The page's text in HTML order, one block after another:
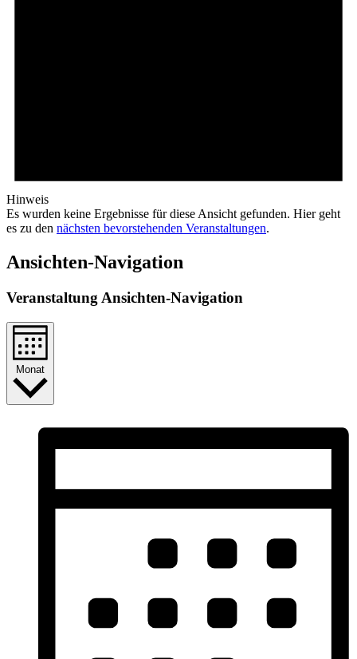
Hinweis
Es wurden keine Ergebnisse für diese Ansicht gefunden. Hier geht
es zu den nächsten bevorstehenden Veranstaltungen.
Ansichten-Navigation
Veranstaltung Ansichten-Navigation
Monat